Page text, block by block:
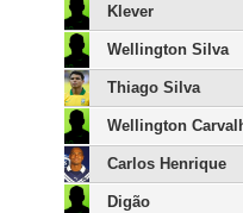
Klever
Wellington Silva
Thiago Silva
Wellington
Carlos Henrique
Digão